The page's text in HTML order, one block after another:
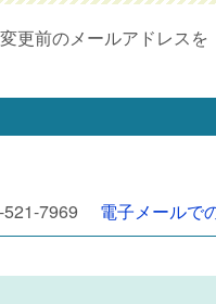
更前のメールアドレス
521-7969 電子メールで